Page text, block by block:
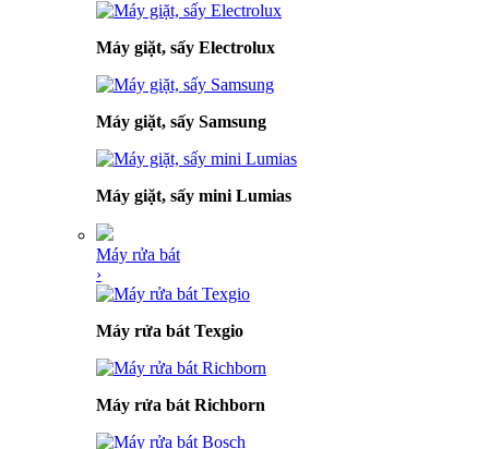
Máy giặt, sấy Electrolux
Máy giặt, sấy Samsung
Máy giặt, sấy mini Lumias
Máy rửa bát
›
Máy rửa bát Texgio
Máy rửa bát Richborn